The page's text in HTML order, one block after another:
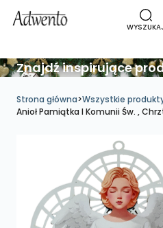
Znajdź inspirujące
Strona główna>Wszystkie
Anioł Pamiątka I Komunii Św. ,